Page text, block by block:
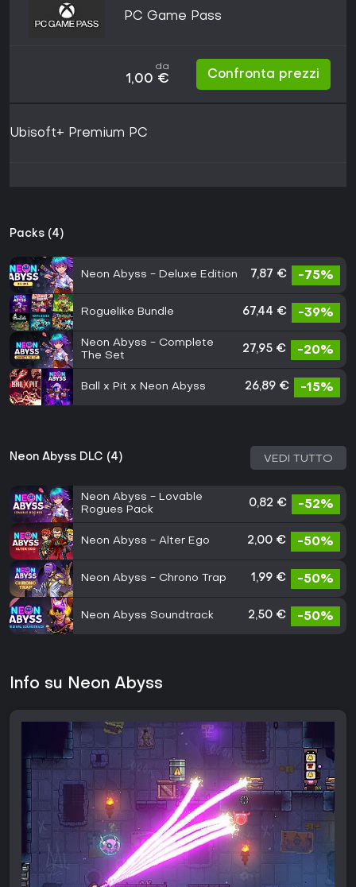
PC Game Pass
da
1,00 € Confronta prezzi
Ubisoft+ Premium PC
Packs (4)
Neon Abyss - Deluxe Edition 7,87 € -75%
Roguelike Bundle 67,44 € -39%
Neon Abyss - Complete
The Set
27,95 € -20%
Ball x Pit x Neon Abyss 26,89 € -15%
Neon Abyss DLC (4) VEDI TUTTO
Neon Abyss - Lovable
Rogues Pack
0,82 € -52%
Neon Abyss - Alter Ego 2,00 € -50%
Neon Abyss - Chrono Trap 1,99 € -50%
Neon Abyss Soundtrack 2,50 € -50%
Info su Neon Abyss